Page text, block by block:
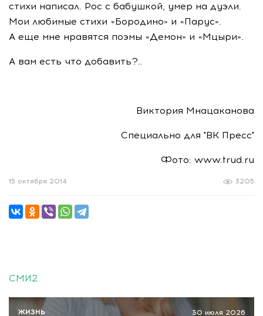
стихи написал. Рос с бабушкой, умер на дуэли.
Мои любимые стихи «Бородино» и «Парус».
А еще мне нравятся поэмы «Демон» и «Мцыри».
А вам есть что добавить?..
Виктория Мнацаканова
Специально для "ВК Пресс"
Фото: www.trud.ru
3205
15 октября 2014
СМИ2
30 июля 2026
ЖИЗНЬ